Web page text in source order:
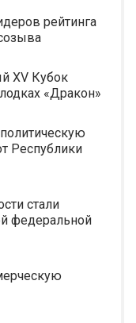
рейтинга
XV Кубок
«Дракон»
Республики
стали
федеральной